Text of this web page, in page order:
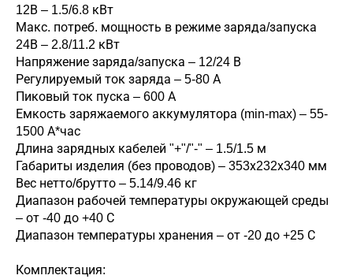
12В – 1.5/6.8 кВт
Макс. потреб. мощность в режиме заряда/запуска
24В – 2.8/11.2 кВт
Напряжение заряда/запуска – 12/24 В
Регулируемый ток заряда – 5-80 А
Пиковый ток пуска – 600 А
Емкость заряжаемого аккумулятора (min-max) – 55-
1500 А*час
Длина зарядных кабелей "+"/"-" – 1.5/1.5 м
Габариты изделия (без проводов) – 353х232х340 мм
Вес нетто/брутто – 5.14/9.46 кг
Диапазон рабочей температуры окружающей среды
– от -40 до +40 С
Диапазон температуры хранения – от -20 до +25 С
Комплектация: